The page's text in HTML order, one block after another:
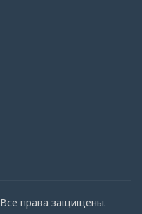
Все права защищены.